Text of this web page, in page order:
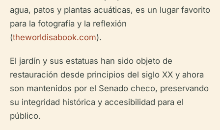
agua, patos y plantas acuáticas, es un lugar favorito
para la fotografía y la reflexión
(theworldisabook.com).
El jardín y sus estatuas han sido objeto de
restauración desde principios del siglo XX y ahora
son mantenidos por el Senado checo, preservando
su integridad histórica y accesibilidad para el
público.